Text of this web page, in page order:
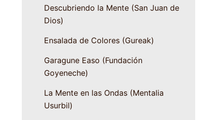
Descubriendo la Mente (San Juan de
Dios)
Ensalada de Colores (Gureak)
Garagune Easo (Fundación
Goyeneche)
La Mente en las Ondas (Mentalia
Usurbil)